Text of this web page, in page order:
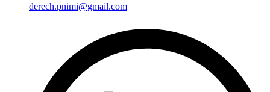
derech.pnimi@gmail.com